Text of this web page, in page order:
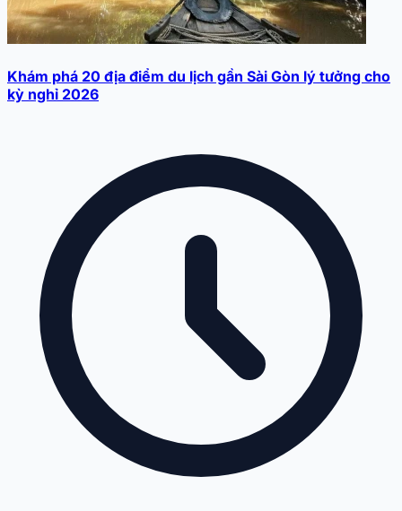
Khám phá 20 địa điểm du lịch gần Sài Gòn lý tưởng cho
kỳ nghỉ 2026